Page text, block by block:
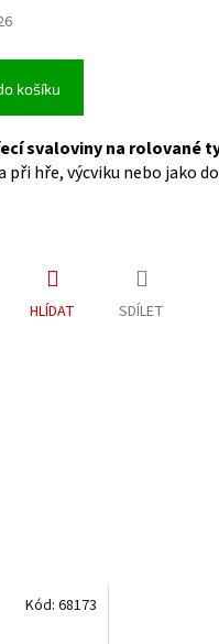
košíku
svaloviny na rolované
při hře, výcviku nebo jako
HLÍDAT SDÍLET
Kód: 68173